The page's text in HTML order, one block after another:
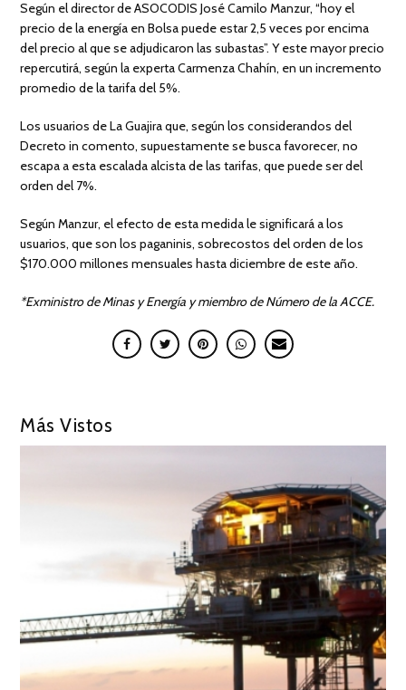
Según el director de ASOCODIS José Camilo Manzur, “hoy el
precio de la energía en Bolsa puede estar 2,5 veces por encima
del precio al que se adjudicaron las subastas”. Y este mayor precio
repercutirá, según la experta Carmenza Chahín, en un incremento
promedio de la tarifa del 5%.
Los usuarios de La Guajira que, según los considerandos del
Decreto in comento, supuestamente se busca favorecer, no
escapa a esta escalada alcista de las tarifas, que puede ser del
orden del 7%.
Según Manzur, el efecto de esta medida le significará a los
usuarios, que son los paganinis, sobrecostos del orden de los
$170.000 millones mensuales hasta diciembre de este año.
*Exministro de Minas y Energía y miembro de Número de la ACCE.
Más Vistos